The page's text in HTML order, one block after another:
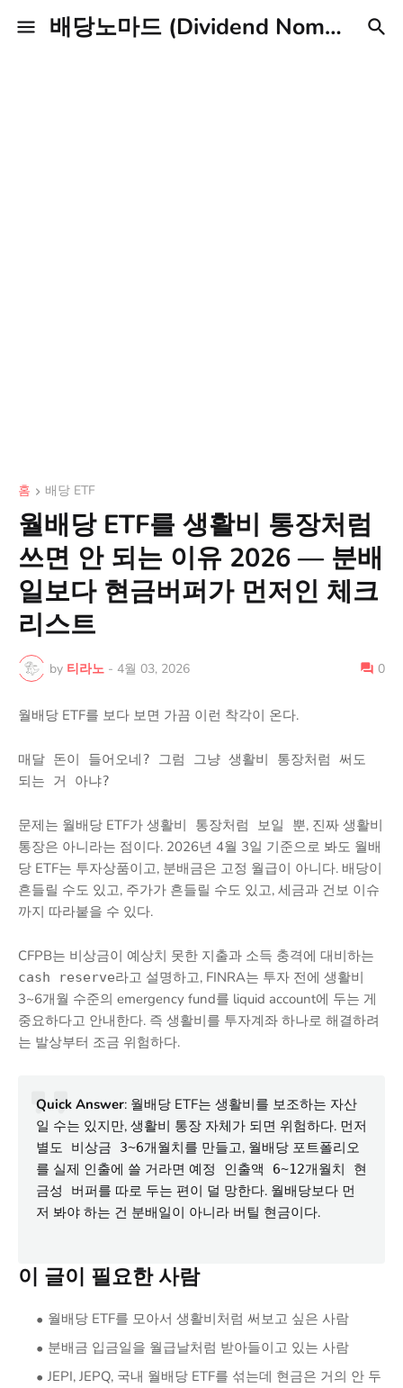
배당노마드 (Dividend Nomad)
홈 배당 ETF
월배당 ETF를 생활비 통장처럼
쓰면 안 되는 이유 2026 — 분배
일보다 현금버퍼가 먼저인 체크
리스트
by 티라노 - 4월 03, 2026 0
월배당 ETF를 보다 보면 가끔 이런 착각이 온다.
매달 돈이 들어오네? 그럼 그냥 생활비 통장처럼 써도
되는 거 아냐?
문제는 월배당 ETF가 생활비 통장처럼 보일 뿐, 진짜 생활비
통장은 아니라는 점이다. 2026년 4월 3일 기준으로 봐도 월배
당 ETF는 투자상품이고, 분배금은 고정 월급이 아니다. 배당이
흔들릴 수도 있고, 주가가 흔들릴 수도 있고, 세금과 건보 이슈
까지 따라붙을 수 있다.
CFPB는 비상금이 예상치 못한 지출과 소득 충격에 대비하는
cash reserve라고 설명하고, FINRA는 투자 전에 생활비
3~6개월 수준의 emergency fund를 liquid account에 두는 게
중요하다고 안내한다. 즉 생활비를 투자계좌 하나로 해결하려
는 발상부터 조금 위험하다.
Quick Answer: 월배당 ETF는 생활비를 보조하는 자산
일 수는 있지만, 생활비 통장 자체가 되면 위험하다. 먼저
별도 비상금 3~6개월치를 만들고, 월배당 포트폴리오
를 실제 인출에 쓸 거라면 예정 인출액 6~12개월치 현
금성 버퍼를 따로 두는 편이 덜 망한다. 월배당보다 먼
저 봐야 하는 건 분배일이 아니라 버틸 현금이다.
이 글이 필요한 사람
월배당 ETF를 모아서 생활비처럼 써보고 싶은 사람
분배금 입금일을 월급날처럼 받아들이고 있는 사람
JEPI, JEPQ, 국내 월배당 ETF를 섞는데 현금은 거의 안 두